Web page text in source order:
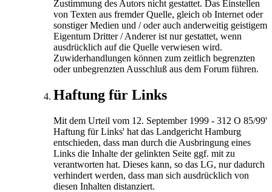
Zustimmung des Autors nicht gestattet. Das Einstellen
von Texten aus fremder Quelle, gleich ob Internet oder
sonstiger Medien und / oder auch anderweitig geistigem
Eigentum Dritter / Anderer ist nur gestattet, wenn
ausdrücklich auf die Quelle verwiesen wird.
Zuwiderhandlungen können zum zeitlich begrenzten
oder unbegrenzten Ausschluß aus dem Forum führen.
Haftung für Links
Mit dem Urteil vom 12. September 1999 - 312 O 85/99'
Haftung für Links' hat das Landgericht Hamburg
entschieden, dass man durch die Ausbringung eines
Links die Inhalte der gelinkten Seite ggf. mit zu
verantworten hat. Dieses kann, so das LG, nur dadurch
verhindert werden, dass man sich ausdrücklich von
diesen Inhalten distanziert.